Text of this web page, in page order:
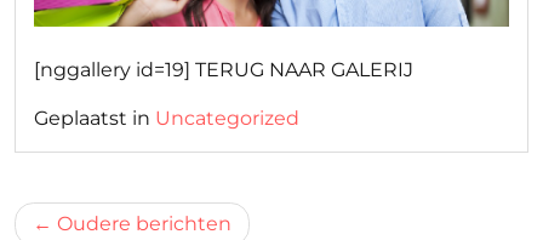
[nggallery id=19] TERUG NAAR GALERIJ
Geplaatst in Uncategorized
Berichtnavigatie
Oudere berichten